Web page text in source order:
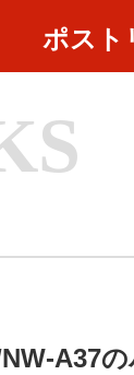
ポスト
A37